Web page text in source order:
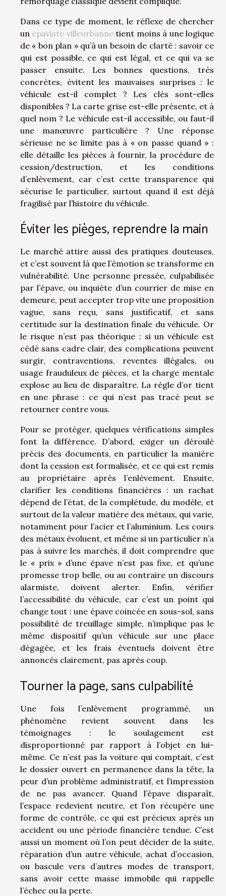
Dans ce type de moment, le réflexe de chercher
un epaviste villeurbannetient moins à une logique
de « bon plan » qu’à un besoin de clarté : savoir ce
qui est possible, ce qui est légal, et ce qui va se
passer ensuite. Les bonnes questions, très
concrètes, évitent les mauvaises surprises : le
véhicule est-il complet ? Les clés sont-elles
disponibles ? La carte grise est-elle présente, et à
quel nom ? Le véhicule est-il accessible, ou faut-il
une manœuvre particulière ? Une réponse
sérieuse ne se limite pas à « on passe quand » :
elle détaille les pièces à fournir, la procédure de
cession/destruction, et les conditions
d’enlèvement, car c’est cette transparence qui
sécurise le particulier, surtout quand il est déjà
fragilisé par l’histoire du véhicule.
Éviter les pièges, reprendre la main
Le marché attire aussi des pratiques douteuses,
et c’est souvent là que l’émotion se transforme en
vulnérabilité. Une personne pressée, culpabilisée
par l’épave, ou inquiète d’un courrier de mise en
demeure, peut accepter trop vite une proposition
vague, sans reçu, sans justificatif, et sans
certitude sur la destination finale du véhicule. Or
le risque n’est pas théorique : si un véhicule est
cédé sans cadre clair, des complications peuvent
surgir, contraventions, reventes illégales, ou
usage frauduleux de pièces, et la charge mentale
explose au lieu de disparaître. La règle d’or tient
en une phrase : ce qui n’est pas tracé peut se
retourner contre vous.
Pour se protéger, quelques vérifications simples
font la différence. D’abord, exiger un déroulé
précis des documents, en particulier la manière
dont la cession est formalisée, et ce qui est remis
au propriétaire après l’enlèvement. Ensuite,
clarifier les conditions financières : un rachat
dépend de l’état, de la complétude, du modèle, et
surtout de la valeur matière des métaux, qui varie,
notamment pour l’acier et l’aluminium. Les cours
des métaux évoluent, et même si un particulier n’a
pas à suivre les marchés, il doit comprendre que
le « prix » d’une épave n’est pas fixe, et qu’une
promesse trop belle, ou au contraire un discours
alarmiste, doivent alerter. Enfin, vérifier
l’accessibilité du véhicule, car c’est un point qui
change tout : une épave coincée en sous-sol, sans
possibilité de treuillage simple, n’implique pas le
même dispositif qu’un véhicule sur une place
dégagée, et les frais éventuels doivent être
annoncés clairement, pas après coup.
Tourner la page, sans culpabilité
Une fois l’enlèvement programmé, un
phénomène revient souvent dans les
témoignages : le soulagement est
disproportionné par rapport à l’objet en lui-
même. Ce n’est pas la voiture qui comptait, c’est
le dossier ouvert en permanence dans la tête, la
peur d’un problème administratif, et l’impression
de ne pas avancer. Quand l’épave disparaît,
l’espace redevient neutre, et l’on récupère une
forme de contrôle, ce qui est précieux après un
accident ou une période financière tendue. C’est
aussi un moment où l’on peut décider de la suite,
réparation d’un autre véhicule, achat d’occasion,
ou bascule vers d’autres modes de transport,
sans avoir cette masse immobile qui rappelle
l’échec ou la perte.